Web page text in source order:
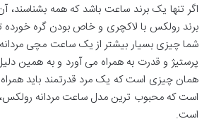
اگر تنها یک برند ساعت باشد که همه
برند رولکس با لاکچری و خاص بودن گره
شما چیزی بسیار بیشتر از یک ساعت مچی
پرستیژ و قدرت به همراه می آورد و به همین
همان چیزی است که یک مرد قدرتمند باید
است که محبوب ترین مدل ساعت مردانه
است.